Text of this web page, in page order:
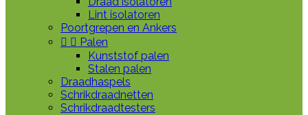
Lint isolatoren
Poortgrepen en Ankers
  Palen
Kunststof palen
Stalen palen
Draadhaspels
Schrikdraadnetten
Schrikdraadtesters